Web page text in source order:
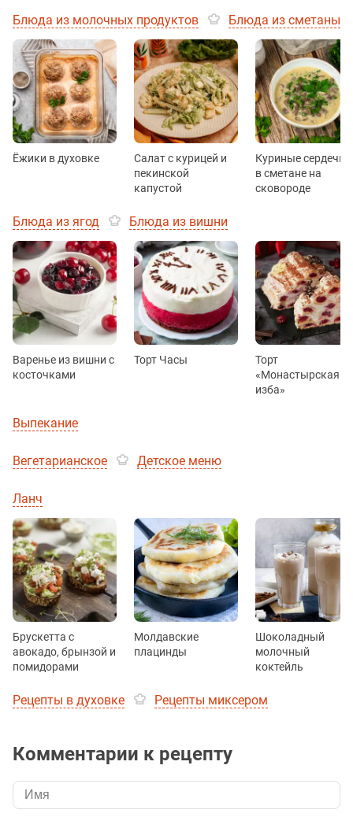
Блюда из молочных продуктов Блюда из сметаны
Ёжики в духовке
Салат с курицей и
пекинской
капустой
Куриные сердечки
в сметане на
сковороде
Блюда из ягод Блюда из вишни
Варенье из вишни с
косточками
Торт Часы
Торт
«Монастырская
изба»
Выпекание
Вегетарианское Детское меню
Ланч
Брускетта с
авокадо, брынзой и
помидорами
Молдавские
плацинды
Шоколадный
молочный
коктейль
Рецепты в духовке Рецепты миксером
Комментарии к рецепту